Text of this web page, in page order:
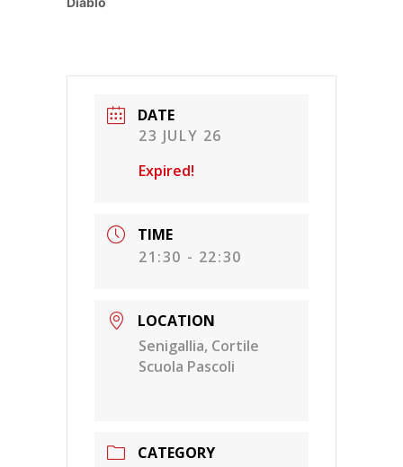
DATE
23 JULY 26
Expired!
TIME
21:30 - 22:30
LOCATION
Senigallia, Cortile
Scuola Pascoli
CATEGORY